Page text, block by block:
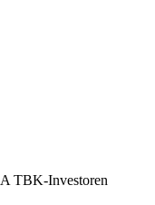
TBK-Investoren